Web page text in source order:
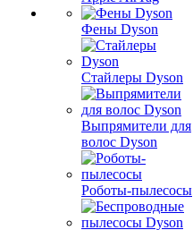
Фены Dyson
Стайлеры Dyson
Выпрямители для
волос Dyson
Роботы-пылесосы